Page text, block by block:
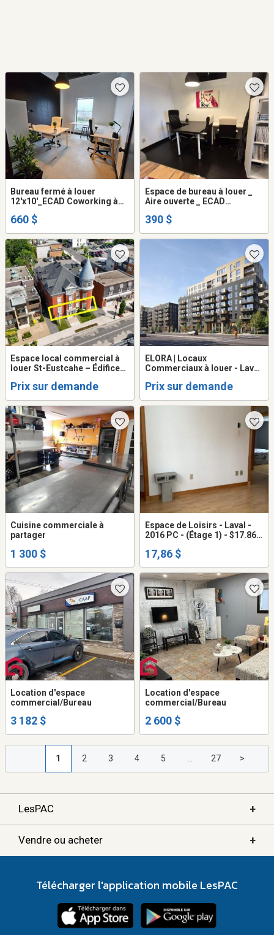
Bureau fermé à louer
12'x10'_ECAD Coworking à
660 $
Espace de bureau à louer _
Aire ouverte _ ECAD
390 $
Espace local commercial à
louer St-Eustcahe – Édifice
Eustache
Prix sur demande
ELORA | Locaux
Commerciaux à louer - Laval
Prix sur demande
Cuisine commerciale à
partager
1 300 $
Espace de Loisirs - Laval -
2016 PC - (Étage 1) - $17.86
17,86 $
Location d'espace
commercial/Bureau
3 182 $
Location d'espace
commercial/Bureau
2 600 $
1 2 3 4 5 ... 27 >
LesPAC +
Vendre ou acheter +
Télécharger l'application mobile LesPAC